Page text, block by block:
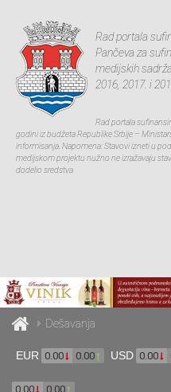
Rad portala
Pančeva za
medijskih
2016, 2017. i
Rad portala
godini iz budžeta Republike Srbije –
informisanja. Napomena: Stavovi izneti u
medijskom projektu nužno ne izražavaju
dodelio sredstva
Dešavanja
EUR 0.00 0.00 USD 0.00
0.00 0.00